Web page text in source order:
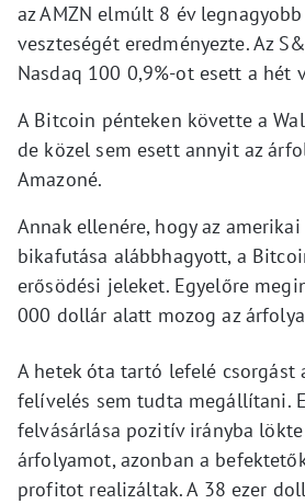
az AMZN elmúlt 8 év
veszteségét eredményezte. Az
Nasdaq 100 0,9%-ot esett a hét
A Bitcoin pénteken követte a
de közel sem esett annyit az
Amazoné.
Annak ellenére, hogy az
bikafutása alábbhagyott, a
erősödési jeleket. Egyelőre
000 dollár alatt mozog az
A hetek óta tartó lefelé csorgást
felívelés sem tudta megállítani.
felvásárlása pozitív irányba
árfolyamot, azonban a
profitot realizáltak. A 38 ezer